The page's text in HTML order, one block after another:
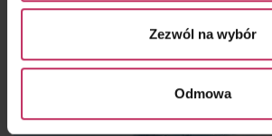
Zezwól na wybór
Odmowa